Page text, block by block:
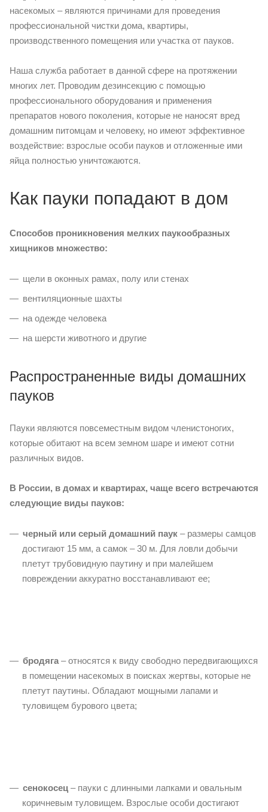
насекомых – являются причинами для проведения
профессиональной чистки дома, квартиры,
производственного помещения или участка от пауков.
Наша служба работает в данной сфере на протяжении
многих лет. Проводим дезинсекцию с помощью
профессионального оборудования и применения
препаратов нового поколения, которые не наносят вред
домашним питомцам и человеку, но имеют эффективное
воздействие: взрослые особи пауков и отложенные ими
яйца полностью уничтожаются.
Как пауки попадают в дом
Способов проникновения мелких паукообразных
хищников множество:
щели в оконных рамах, полу или стенах
вентиляционные шахты
на одежде человека
на шерсти животного и другие
Распространенные виды домашних
пауков
Пауки являются повсеместным видом членистоногих,
которые обитают на всем земном шаре и имеют сотни
различных видов.
В России, в домах и квартирах, чаще всего встречаются
следующие виды пауков:
черный или серый домашний паук – размеры самцов
достигают 15 мм, а самок – 30 м. Для ловли добычи
плетут трубовидную паутину и при малейшем
повреждении аккуратно восстанавливают ее;
бродяга – относятся к виду свободно передвигающихся
в помещении насекомых в поисках жертвы, которые не
плетут паутины. Обладают мощными лапами и
туловищем бурового цвета;
сенокосец – пауки с длинными лапками и овальным
коричневым туловищем. Взрослые особи достигают